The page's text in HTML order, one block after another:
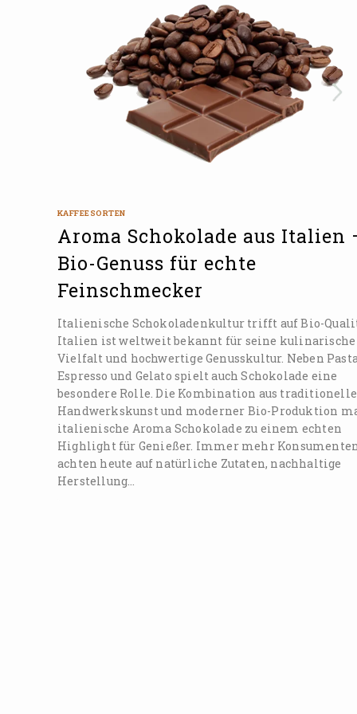
KAFFEESORTEN
Aroma Schokolade aus Italien
Bio-Genuss für echte
Feinschmecker
Italienische Schokoladenkultur trifft auf Bio-
Italien ist weltweit bekannt für seine kulinarische
Vielfalt und hochwertige Genusskultur. Neben
Espresso und Gelato spielt auch Schokolade eine
besondere Rolle. Die Kombination aus
Handwerkskunst und moderner Bio-Produktion
italienische Aroma Schokolade zu einem echten
Highlight für Genießer. Immer mehr
achten heute auf natürliche Zutaten, nachhaltige
Herstellung…